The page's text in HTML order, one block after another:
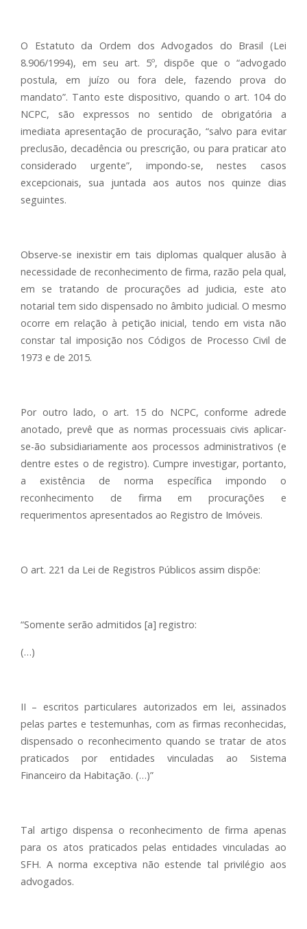
O Estatuto da Ordem dos Advogados do Brasil (Lei
8.906/1994), em seu art. 5º, dispõe que o “advogado
postula, em juízo ou fora dele, fazendo prova do
mandato”. Tanto este dispositivo, quando o art. 104 do
NCPC, são expressos no sentido de obrigatória a
imediata apresentação de procuração, “salvo para evitar
preclusão, decadência ou prescrição, ou para praticar ato
considerado urgente”, impondo-se, nestes casos
excepcionais, sua juntada aos autos nos quinze dias
seguintes.
Observe-se inexistir em tais diplomas qualquer alusão à
necessidade de reconhecimento de firma, razão pela qual,
em se tratando de procurações ad judicia, este ato
notarial tem sido dispensado no âmbito judicial. O mesmo
ocorre em relação à petição inicial, tendo em vista não
constar tal imposição nos Códigos de Processo Civil de
1973 e de 2015.
Por outro lado, o art. 15 do NCPC, conforme adrede
anotado, prevê que as normas processuais civis aplicar-
se-ão subsidiariamente aos processos administrativos (e
dentre estes o de registro). Cumpre investigar, portanto,
a existência de norma específica impondo o
reconhecimento de firma em procurações e
requerimentos apresentados ao Registro de Imóveis.
O art. 221 da Lei de Registros Públicos assim dispõe:
“Somente serão admitidos [a] registro:
(…)
II – escritos particulares autorizados em lei, assinados
pelas partes e testemunhas, com as firmas reconhecidas,
dispensado o reconhecimento quando se tratar de atos
praticados por entidades vinculadas ao Sistema
Financeiro da Habitação. (…)”
Tal artigo dispensa o reconhecimento de firma apenas
para os atos praticados pelas entidades vinculadas ao
SFH. A norma exceptiva não estende tal privilégio aos
advogados.